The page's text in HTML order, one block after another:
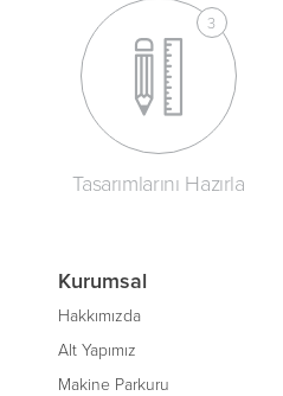
Tasarımlarını Hazırla
Kurumsal
Hakkımızda
Alt Yapımız
Makine Parkuru